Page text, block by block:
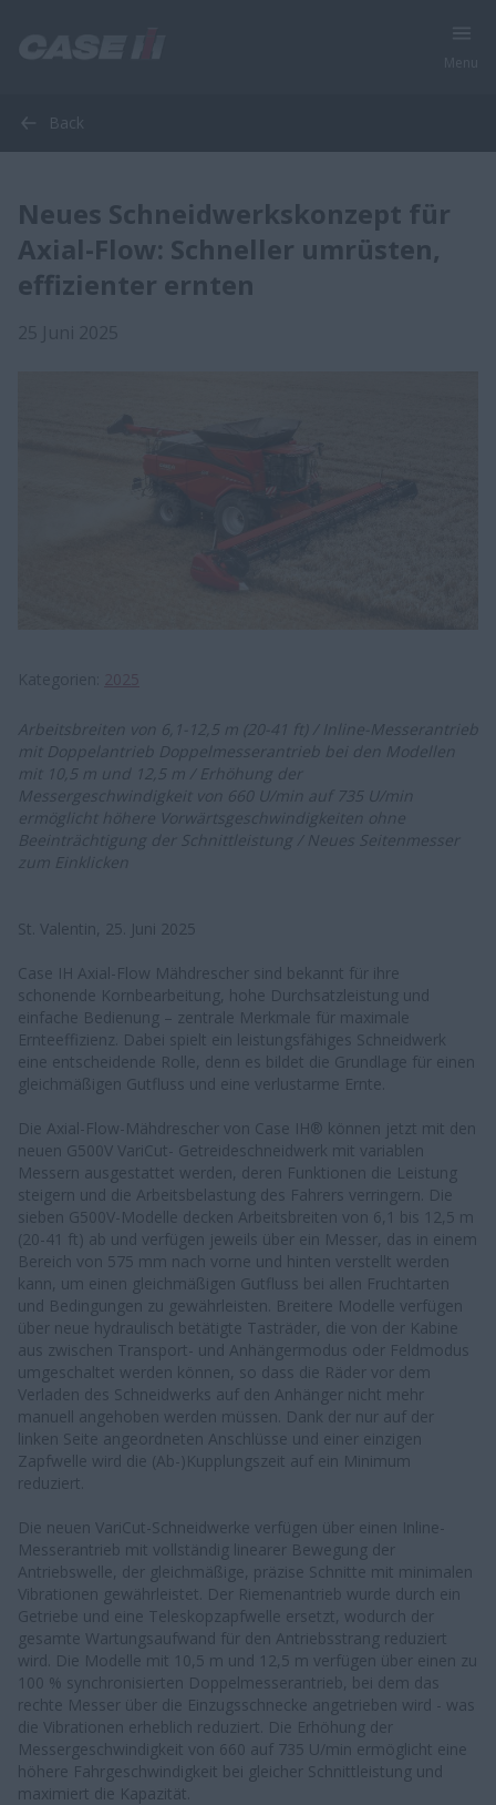
Back
Neues Schneidwerkskonzept für
Axial-Flow: Schneller umrüsten,
effizienter ernten
Arbeitsbreiten von 6,1-12,5 m (20-41 ft) / Inline-Messerantrieb
mit Doppelantrieb Doppelmesserantrieb bei den Modellen
mit 10,5 m und 12,5 m / Erhöhung der
Messergeschwindigkeit von 660 U/min auf 735 U/min
ermöglicht höhere Vorwärtsgeschwindigkeiten ohne
Beeinträchtigung der Schnittleistung / Neues Seitenmesser
zum Einklicken
St. Valentin, 25. Juni 2025
Case IH Axial-Flow Mähdrescher sind bekannt für ihre
schonende Kornbearbeitung, hohe Durchsatzleistung und
einfache Bedienung – zentrale Merkmale für maximale
Ernteeffizienz. Dabei spielt ein leistungsfähiges Schneidwerk
eine entscheidende Rolle, denn es bildet die Grundlage für einen
gleichmäßigen Gutfluss und eine verlustarme Ernte.
Die Axial-Flow-Mähdrescher von Case IH® können jetzt mit den
neuen G500V VariCut- Getreideschneidwerk mit variablen
Messern ausgestattet werden, deren Funktionen die Leistung
steigern und die Arbeitsbelastung des Fahrers verringern. Die
sieben G500V-Modelle decken Arbeitsbreiten von 6,1 bis 12,5 m
(20-41 ft) ab und verfügen jeweils über ein Messer, das in einem
Bereich von 575 mm nach vorne und hinten verstellt werden
kann, um einen gleichmäßigen Gutfluss bei allen Fruchtarten
und Bedingungen zu gewährleisten. Breitere Modelle verfügen
über neue hydraulisch betätigte Tasträder, die von der Kabine
aus zwischen Transport- und Anhängermodus oder Feldmodus
umgeschaltet werden können, so dass die Räder vor dem
Verladen des Schneidwerks auf den Anhänger nicht mehr
manuell angehoben werden müssen. Dank der nur auf der
linken Seite angeordneten Anschlüsse und einer einzigen
Zapfwelle wird die (Ab-)Kupplungszeit auf ein Minimum
reduziert.
Die neuen VariCut-Schneidwerke verfügen über einen Inline-
Messerantrieb mit vollständig linearer Bewegung der
Antriebswelle, der gleichmäßige, präzise Schnitte mit minimalen
Vibrationen gewährleistet. Der Riemenantrieb wurde durch ein
Getriebe und eine Teleskopzapfwelle ersetzt, wodurch der
gesamte Wartungsaufwand für den Antriebsstrang reduziert
wird. Die Modelle mit 10,5 m und 12,5 m verfügen über einen zu
100 % synchronisierten Doppelmesserantrieb, bei dem das
rechte Messer über die Einzugsschnecke angetrieben wird - was
die Vibrationen erheblich reduziert. Die Erhöhung der
Messergeschwindigkeit von 660 auf 735 U/min ermöglicht eine
höhere Fahrgeschwindigkeit bei gleicher Schnittleistung und
maximiert die Kapazität.